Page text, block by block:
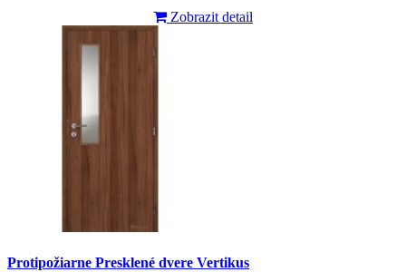
Zobrazit detail
Protipožiarne Presklené dvere Vertikus